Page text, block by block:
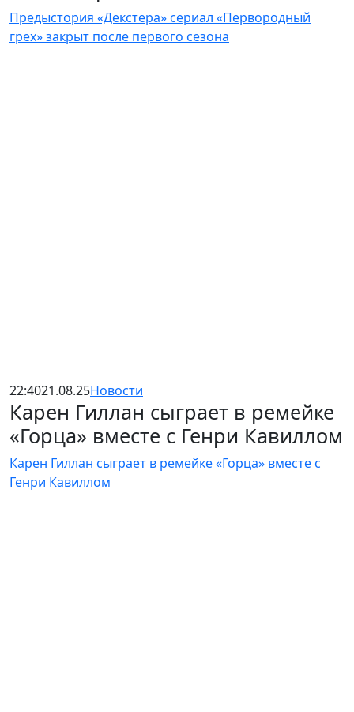
Предыстория «Декстера» сериал «Первородный
грех» закрыт после первого сезона
22:4021.08.25Новости
Карен Гиллан сыграет в ремейке
«Горца» вместе с Генри Кавиллом
Карен Гиллан сыграет в ремейке «Горца» вместе с
Генри Кавиллом